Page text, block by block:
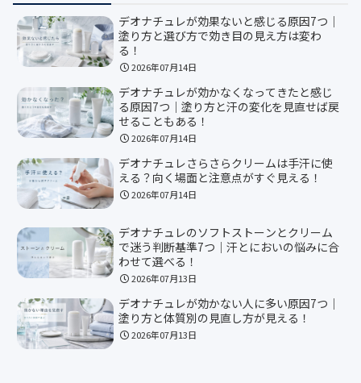
デオナチュレが効果ないと感じる原因7つ｜
塗り方と選び方で効き目の見え方は変わ
る！
2026年07月14日
デオナチュレが効かなくなってきたと感じ
る原因7つ｜塗り方と汗の変化を見直せば戻
せることもある！
2026年07月14日
デオナチュレさらさらクリームは手汗に使
える？向く場面と注意点がすぐ見える！
2026年07月14日
デオナチュレのソフトストーンとクリーム
で迷う判断基準7つ｜汗とにおいの悩みに合
わせて選べる！
2026年07月13日
デオナチュレが効かない人に多い原因7つ｜
塗り方と体質別の見直し方が見える！
2026年07月13日